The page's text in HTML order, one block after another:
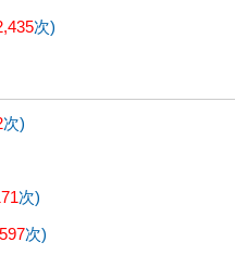
次)
次)
次)
次)